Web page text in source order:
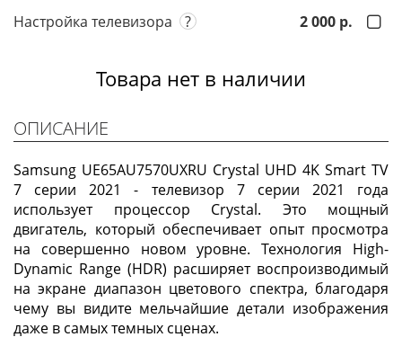
Настройка телевизора
? 2 000 р.
Товара нет в наличии
ОПИСАНИЕ
Samsung UE65AU7570UXRU Crystal UHD 4K Smart TV
7 серии 2021 - телевизор 7 серии 2021 года
использует процессор Crystal. Это мощный
двигатель, который обеспечивает опыт просмотра
на совершенно новом уровне. Технология High-
Dynamic Range (HDR) расширяет воспроизводимый
на экране диапазон цветового спектра, благодаря
чему вы видите мельчайшие детали изображения
даже в самых темных сценах.